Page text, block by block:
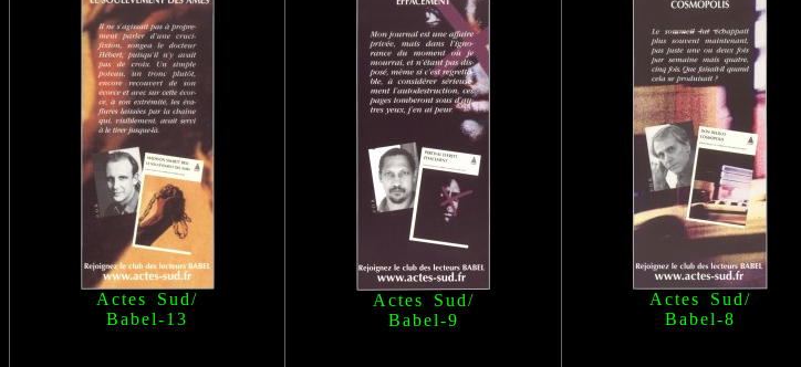
Actes Sud/
Babel-13
Actes Sud/
Babel-9
Actes Sud/
Babel-8